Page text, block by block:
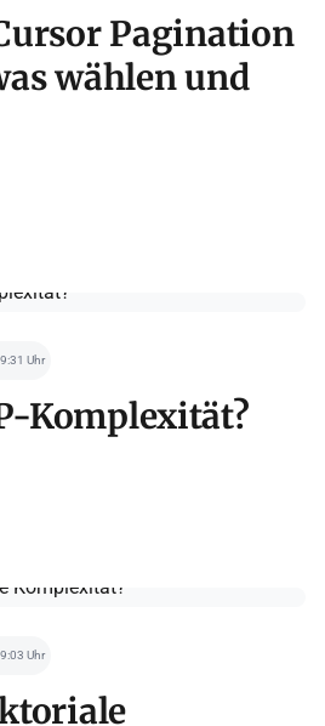
Pagination
wählen und
Uhr
Komplexität?
Uhr